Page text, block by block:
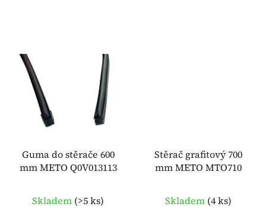
Guma do stěrače 600
mm METO Q0V013113
Skladem (>5 ks)
Stěrač grafitový 700
mm METO MTO710
Skladem (4 ks)